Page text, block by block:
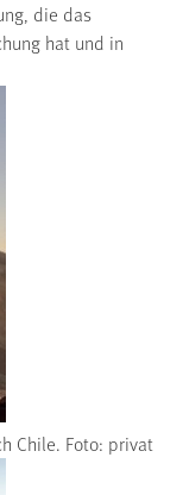
die das
hat und in
Chile. Foto: privat